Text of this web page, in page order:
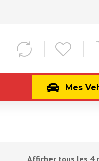
Mes
Afficher tous les 4